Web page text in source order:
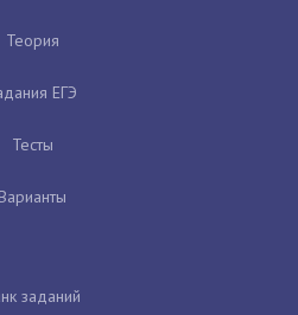
Теория
ЕГЭ
Тесты
Варианты
заданий